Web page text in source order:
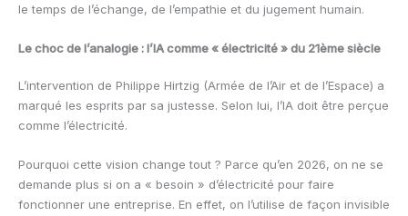
le temps de l’échange, de l’empathie et du jugement humain.
Le choc de l’analogie : l’IA comme « électricité » du 21ème siècle
L’intervention de Philippe Hirtzig (Armée de l’Air et de l’Espace) a
marqué les esprits par sa justesse. Selon lui, l’IA doit être perçue
comme l’électricité.
Pourquoi cette vision change tout ? Parce qu’en 2026, on ne se
demande plus si on a « besoin » d’électricité pour faire
fonctionner une entreprise. En effet, on l’utilise de façon invisible